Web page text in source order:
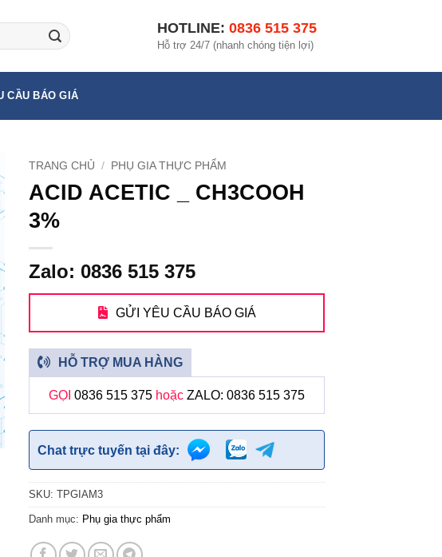
HOTLINE: 0836 515 375
Hỗ trợ 24/7 (nhanh chóng tiện lợi)
CẦU BÁO GIÁ
TRANG CHỦ / PHỤ GIA THỰC PHẨM
ACID ACETIC _ CH3COOH
3%
Zalo: 0836 515 375
GỬI YÊU CẦU BÁO GIÁ
HỖ TRỢ MUA HÀNG
GỌI0836 515 375 hoặcZALO: 0836 515 375
Chat trực tuyến tại đây:
SKU:TPGIAM3
Danh mục: Phụ gia thực phẩm